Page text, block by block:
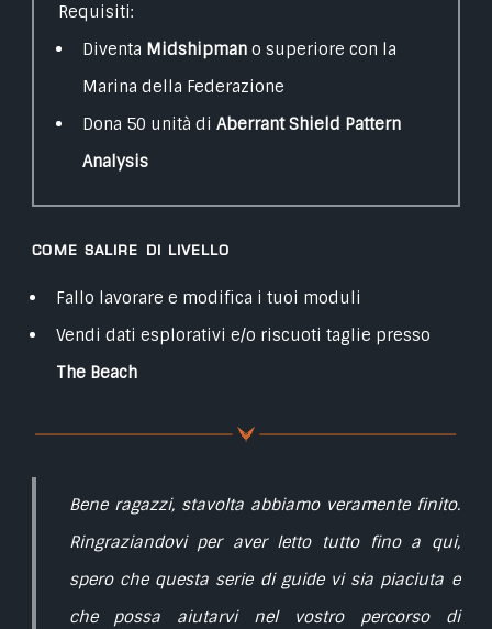
Requisiti:
Diventa Midshipman o superiore con la
Marina della Federazione
Dona 50 unità diAberrant Shield Pattern
Analysis
Come salire di livello
Fallo lavorare e modifica i tuoi moduli
Vendi dati esplorativi e/o riscuoti taglie presso
The Beach
Bene ragazzi, stavolta abbiamo veramente finito.
Ringraziandovi per aver letto tutto fino a qui,
spero che questa serie di guide vi sia piaciuta e
che possa aiutarvi nel vostro percorso di